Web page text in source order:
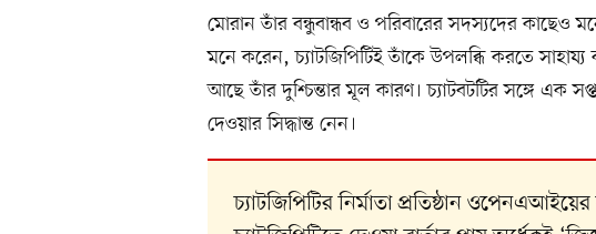
মোরান তাঁর বন্ধুবান্ধব ও পরিবারের সদস্যদের
মনে করেন, চ্যাটজিপিটিই তাঁকে উপলব্ধি করতে
আছে তাঁর দুশ্চিন্তার মূল কারণ। চ্যাটবটটির সঙ্গে এক
দেওয়ার সিদ্ধান্ত নেন।
চ্যাটজিপিটির নির্মাতা প্রতিষ্ঠান